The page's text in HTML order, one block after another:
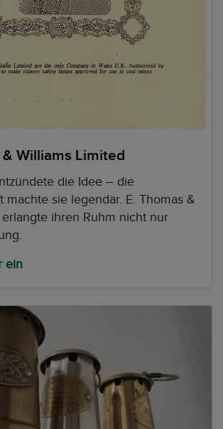
& Williams Limited
die Idee – die
machte sie legendär. E. Thomas &
erlangte ihren Ruhm nicht nur
ein